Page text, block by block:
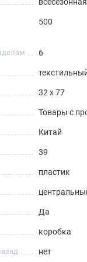
всесезонная
500
6
32 х 77
Товары с
Китай
39
пластик
Да
коробка
нет